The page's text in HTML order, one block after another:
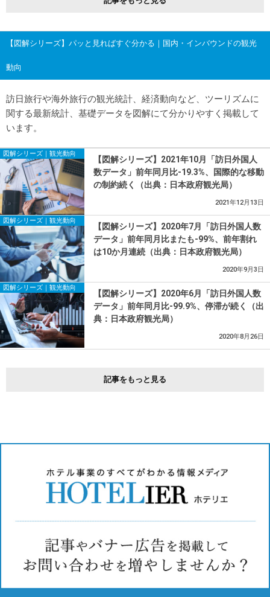
【図解シリーズ】パッと見ればすぐ分かる｜国内・インバウンドの観光
動向
訪日旅行や海外旅行の観光統計、経済動向など、ツーリズムに
関する最新統計、基礎データを図解にて分かりやすく掲載して
います。
図解シリーズ｜観光動向
【図解シリーズ】2021年10月「訪日外国人
数データ」前年同月比-19.3%、国際的な移動
の制約続く（出典：日本政府観光局）
2021年12月13日
図解シリーズ｜観光動向
【図解シリーズ】2020年7月「訪日外国人数
データ」前年同月比またも-99%、前年割れ
は10か月連続（出典：日本政府観光局）
2020年9月3日
図解シリーズ｜観光動向
【図解シリーズ】2020年6月「訪日外国人数
データ」前年同月比-99.9%、停滞が続く（出
典：日本政府観光局）
2020年8月26日
記事をもっと見る